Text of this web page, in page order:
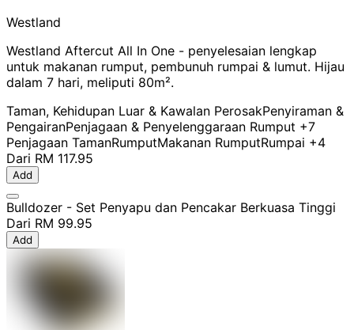
Westland
Westland Aftercut All In One - penyelesaian lengkap
untuk makanan rumput, pembunuh rumpai & lumut. Hijau
dalam 7 hari, meliputi 80m².
Taman, Kehidupan Luar & Kawalan PerosakPenyiraman &
PengairanPenjagaan & Penyelenggaraan Rumput +7
Penjagaan TamanRumputMakanan RumputRumpai +4
Dari RM 117.95
Add
Bulldozer - Set Penyapu dan Pencakar Berkuasa Tinggi
Dari RM 99.95
Add